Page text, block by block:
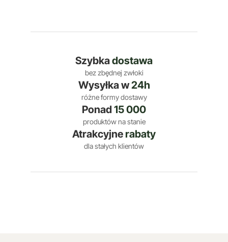
Szybkadostawa
bez zbędnej zwłoki
Wysyłka w24h
różne formy dostawy
Ponad 15 000
produktów na stanie
Atrakcyjnerabaty
dla stałych klientów